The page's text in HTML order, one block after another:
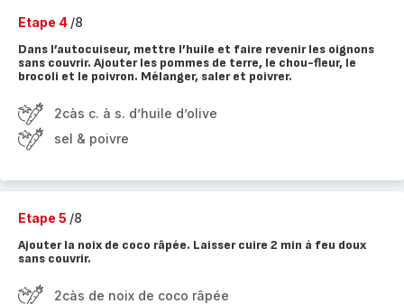
Etape 4 /8
Dans l’autocuiseur, mettre l’huile et faire revenir les oignons
sans couvrir. Ajouter les pommes de terre, le chou-fleur, le
brocoli et le poivron. Mélanger, saler et poivrer.
2càs c. à s. d’huile d’olive
sel & poivre
Etape 5 /8
Ajouter la noix de coco râpée. Laisser cuire 2 min à feu doux
sans couvrir.
2càs de noix de coco râpée